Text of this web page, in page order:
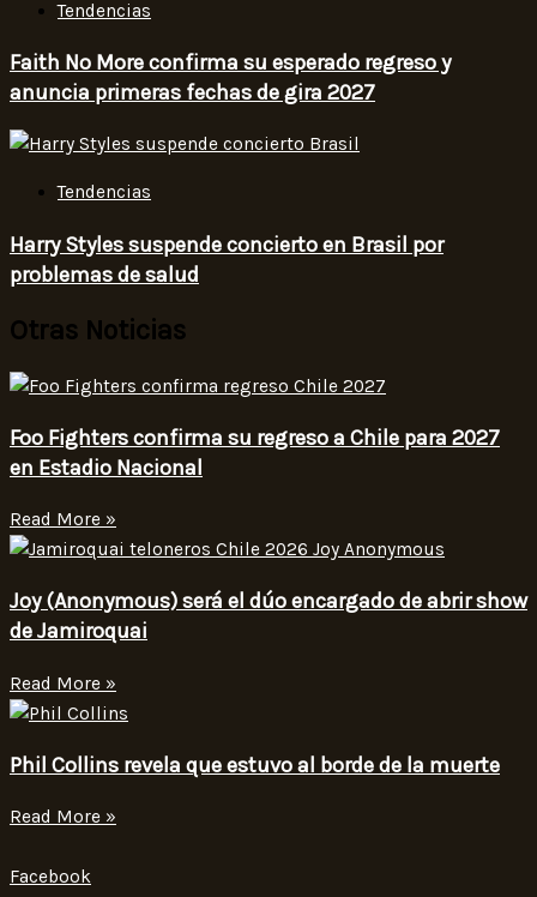
Tendencias
Faith No More confirma su esperado regreso y
anuncia primeras fechas de gira 2027
Tendencias
Harry Styles suspende concierto en Brasil por
problemas de salud
Otras Noticias
Foo Fighters confirma su regreso a Chile para 2027
en Estadio Nacional
Read More »
Joy (Anonymous) será el dúo encargado de abrir show
de Jamiroquai
Read More »
Phil Collins revela que estuvo al borde de la muerte
Read More »
Facebook